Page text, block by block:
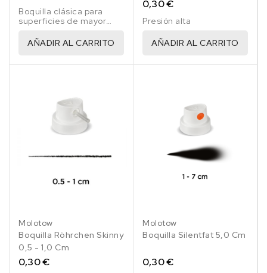
Boquilla clásica para
superficies de mayor
blanco/negro
AÑADIR AL CARRITO
0,30 €
Presión alta
AÑADIR AL CARRITO
Molotow
Boquilla Röhrchen Skinny
0,5 - 1,0 Cm
0,30 €
Molotow
Boquilla Silentfat 5,0 Cm
0,30 €